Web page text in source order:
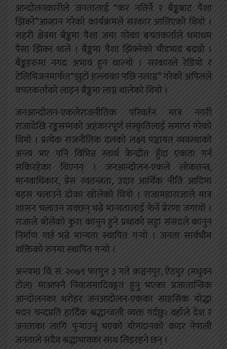
आन्दोलनकारीले जनतालाई “कर नतिर्ने र बैङ्कबाट पैशा
झिक्ने”आव्हान गरेको कार्यक्रमले सरकार आत्तिएको थियो ।
सहरी क्षेत्रमा बैङ्कमा पैशा जमा गरेका बचतकर्ताले धमाधम
पैसा झिक्न थाले । बैङ्कमा पैशा झिक्नेको भीडभाड बढ्यो ।
बैङ्कहरुमा नगद अभाव हुन थाल्यो । सरकारले रेडियो र
टेलिभिजनमार्फत“झुटो हल्लाका पछि नलाग्न” गरेको अपिलले
वचतकर्ताको लाइन बैङ्कमा लाग्न थालेको थियो ।
जनआन्दोलन-एकलेराजनीतिक परिवर्तन मात्र नगरी
राजादेखि रङ्कसम्मको अहंकारपूर्ण संस्कृतिलाई समाप्त गरेको
थियो । प्रत्येक राजनीतिक दलको लक्ष्य पञ्चायत व्यवस्थाको
अन्त्य भए पनि विभिन्न स्वार्थ केन्द्रीत हुँदा एकता गर्न
सकिरहेका थिएनन् । जनआन्दोलन-एकले लोकतन्त्र,
मानवाधिकार, प्रेस स्वतन्त्रता, उदार आर्थिक नीति आदिमा
बहस चलाउने ढोका खोलेको थियो । राजामहाराजाले मात्र
शासन चलाउन सक्छन् भन्ने मान्यतालाई फेर्ने प्रेरणा जगायो ।
राजाले बोलेको कुरा कानुन हुने प्रथाको सट्टा संसदले कानुन
निर्माण गर्छ भन्ने मान्यता स्थापित गर्‍यो । जनता सार्वभौम
शक्तिको रुपमा स्थापित गर्‍यो ।
अन्त्यमा वि. सं. २०७९ फागुन ३ गते कञ्चनपुर, ऐंठपुर (मधुवन
टोल) माआफ्नै निवासमादिवङ्गत हुनु भएका प्रजातान्त्रिक
आन्दोलनका धरोहर जनआदोलन-एकका साहसिक योद्धा
मदन चन्दप्रति हार्दिक श्रद्धान्जली व्यक्त गर्दछु। वहाँले देश र
जनताका लागि पुर्‍याउनु भएको योगदानको कदर नेपाली
जनताले सदैव श्रद्धाभावका साथ लिइरहने छन् ।